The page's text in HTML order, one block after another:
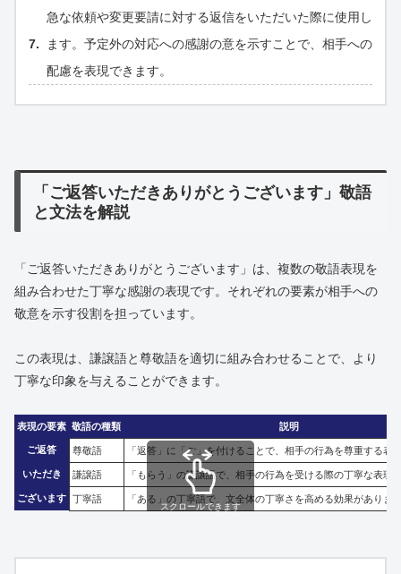
急な依頼や変更要請に対する返信をいただいた際に使用し
ます。予定外の対応への感謝の意を示すことで、相手への
配慮を表現できます。
「ご返答いただきありがとうございます」敬語
と文法を解説
「ご返答いただきありがとうございます」は、複数の敬語表現を
組み合わせた丁寧な感謝の表現です。それぞれの要素が相手への
敬意を示す役割を担っています。
この表現は、謙譲語と尊敬語を適切に組み合わせることで、より
丁寧な印象を与えることができます。
表現の要素 敬語の種類 説明
ご返答 尊敬語 「返答」に「ご」を付けることで、相手の行為を尊重する表
いただき 謙譲語 「もらう」の謙譲語で、相手の行為を受ける際の丁寧な表現
ございます 丁寧語 「ある」の丁寧語で、文全体の丁寧さを高める効果がありま
スクロールできます